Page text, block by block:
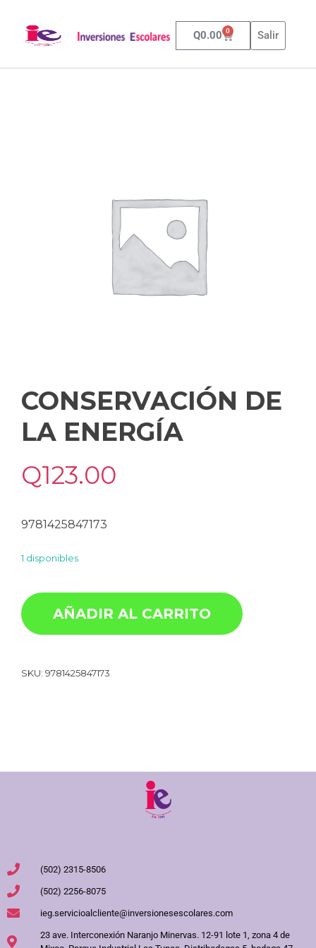
Q0.00 0 Salir
CONSERVACIÓN DE
LA ENERGÍA
Q123.00
9781425847173
1 disponibles
AÑADIR AL CARRITO
SKU: 9781425847173
(502) 2315-8506
(502) 2256-8075
ieg.servicioalcliente@inversionesescolares.com
23 ave. Interconexión Naranjo Minervas. 12-91 lote 1, zona 4 de